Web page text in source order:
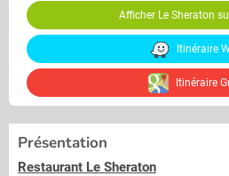
Afficher Le Sheraton
Itinéraire
Itinéraire
Présentation
Restaurant Le Sheraton